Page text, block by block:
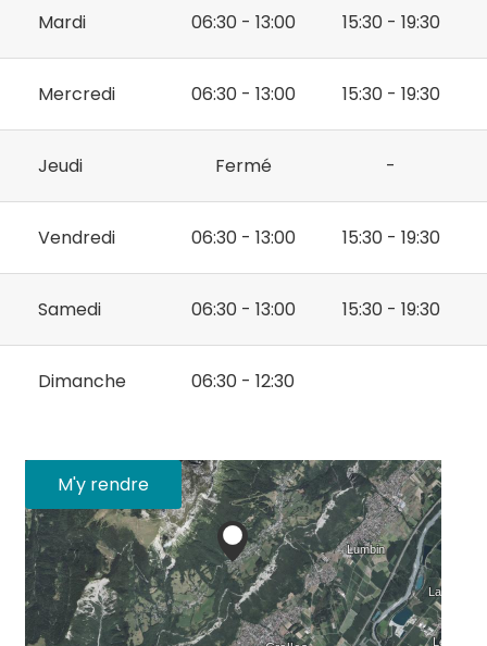
Mardi 06:30 - 13:00 15:30 - 19:30
Mercredi 06:30 - 13:00 15:30 - 19:30
Jeudi Fermé -
Vendredi 06:30 - 13:00 15:30 - 19:30
Samedi 06:30 - 13:00 15:30 - 19:30
Dimanche 06:30 - 12:30
M'y rendre